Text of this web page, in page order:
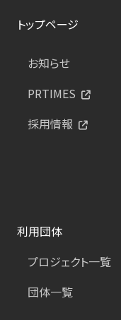
トップページ
お知らせ
PRTIMES
採用情報
利用団体
プロジェクト一覧
団体一覧